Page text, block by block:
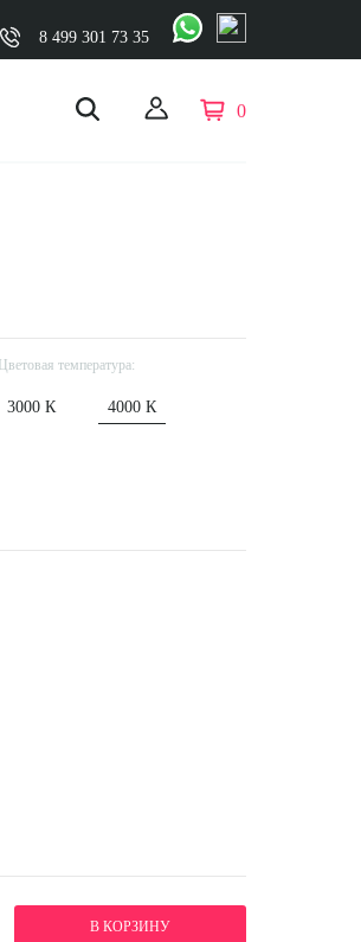
8 499 301 73 35
0
Цветовая температура:
3000 К 4000 К
В КОРЗИНУ